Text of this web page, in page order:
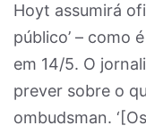
Hoyt assumirá
público’ – como
em 14/5. O
prever sobre o
ombudsman.